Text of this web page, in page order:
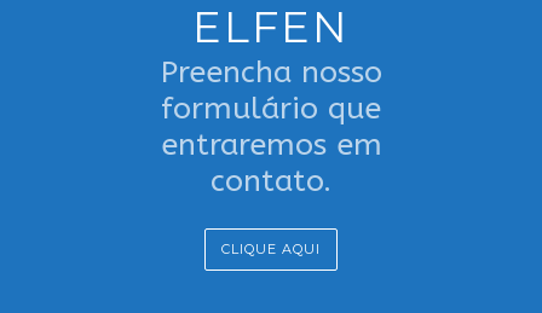
ELFEN
Preencha nosso
formulário que
entraremos em
contato.
CLIQUE AQUI